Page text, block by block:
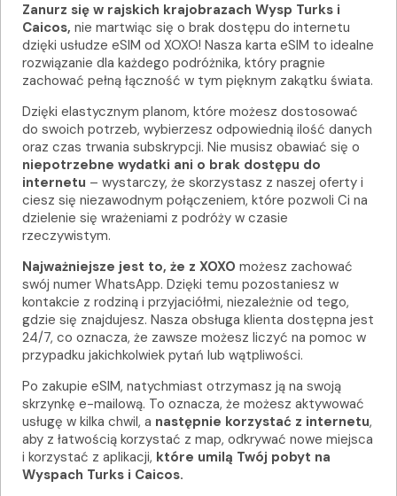
Zanurz się w rajskich krajobrazach Wysp Turks i
Caicos, nie martwiąc się o brak dostępu do internetu
dzięki usłudze eSIM od XOXO! Nasza karta eSIM to idealne
rozwiązanie dla każdego podróżnika, który pragnie
zachować pełną łączność w tym pięknym zakątku świata.
Dzięki elastycznym planom, które możesz dostosować
do swoich potrzeb, wybierzesz odpowiednią ilość danych
oraz czas trwania subskrypcji. Nie musisz obawiać się o
niepotrzebne wydatki ani o brak dostępu do
internetu – wystarczy, że skorzystasz z naszej oferty i
ciesz się niezawodnym połączeniem, które pozwoli Ci na
dzielenie się wrażeniami z podróży w czasie
rzeczywistym.
Najważniejsze jest to, że z XOXO możesz zachować
swój numer WhatsApp. Dzięki temu pozostaniesz w
kontakcie z rodziną i przyjaciółmi, niezależnie od tego,
gdzie się znajdujesz. Nasza obsługa klienta dostępna jest
24/7, co oznacza, że zawsze możesz liczyć na pomoc w
przypadku jakichkolwiek pytań lub wątpliwości.
Po zakupie eSIM, natychmiast otrzymasz ją na swoją
skrzynkę e-mailową. To oznacza, że możesz aktywować
usługę w kilka chwil, a następnie korzystać z internetu,
aby z łatwością korzystać z map, odkrywać nowe miejsca
i korzystać z aplikacji, które umilą Twój pobyt na
Wyspach Turks i Caicos.